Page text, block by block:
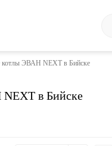
котлы ЭВАН NEXT в Бийске
в Бийске